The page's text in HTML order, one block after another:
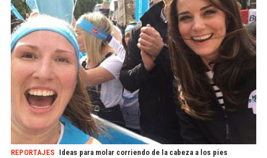
REPORTAJES Ideas para molar corriendo de la cabeza a los pies